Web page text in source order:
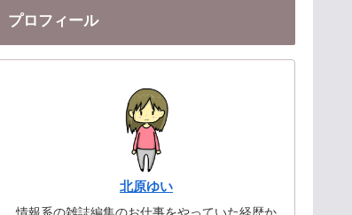
プロフィール
北原ゆい